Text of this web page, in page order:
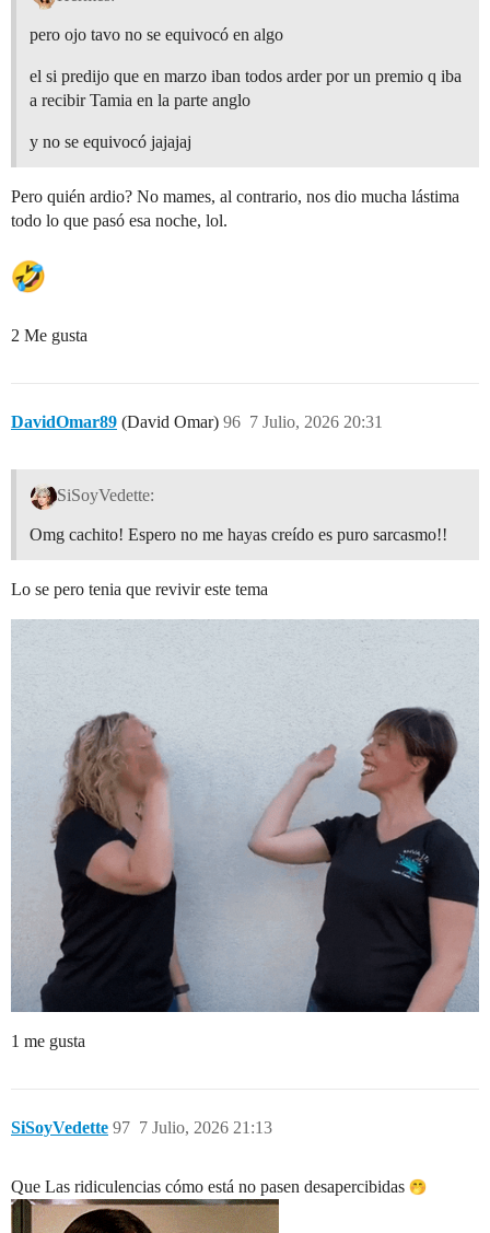
pero ojo tavo no se equivocó en algo
el si predijo que en marzo iban todos arder por un premio q iba
a recibir Tamia en la parte anglo
y no se equivocó jajajaj
Pero quién ardio? No mames, al contrario, nos dio mucha lástima
todo lo que pasó esa noche, lol.
2 Me gusta
DavidOmar89 (David Omar) 7 Julio, 2026 20:31
96
SiSoyVedette:
Omg cachito! Espero no me hayas creído es puro sarcasmo!!
Lo se pero tenia que revivir este tema
1 me gusta
SiSoyVedette 7 Julio, 2026 21:13
97
Que Las ridiculencias cómo está no pasen desapercibidas